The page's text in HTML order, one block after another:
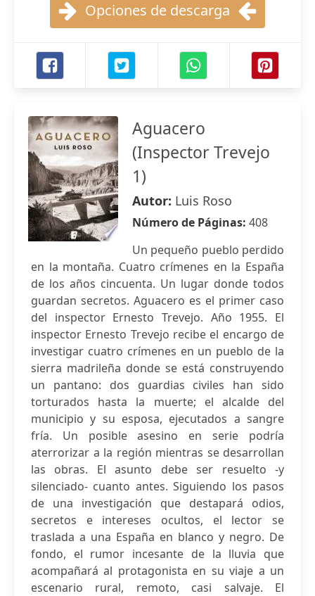
Opciones de descarga
Aguacero
(Inspector Trevejo
1)
Autor: Luis Roso
Número de Páginas: 408
Un pequeño pueblo perdido
en la montaña. Cuatro crímenes en la España
de los años cincuenta. Un lugar donde todos
guardan secretos. Aguacero es el primer caso
del inspector Ernesto Trevejo. Año 1955. El
inspector Ernesto Trevejo recibe el encargo de
investigar cuatro crímenes en un pueblo de la
sierra madrileña donde se está construyendo
un pantano: dos guardias civiles han sido
torturados hasta la muerte; el alcalde del
municipio y su esposa, ejecutados a sangre
fría. Un posible asesino en serie podría
aterrorizar a la región mientras se desarrollan
las obras. El asunto debe ser resuelto -y
silenciado- cuanto antes. Siguiendo los pasos
de una investigación que destapará odios,
secretos e intereses ocultos, el lector se
traslada a una España en blanco y negro. De
fondo, el rumor incesante de la lluvia que
acompañará al protagonista en su viaje a un
escenario rural, remoto, casi salvaje. El